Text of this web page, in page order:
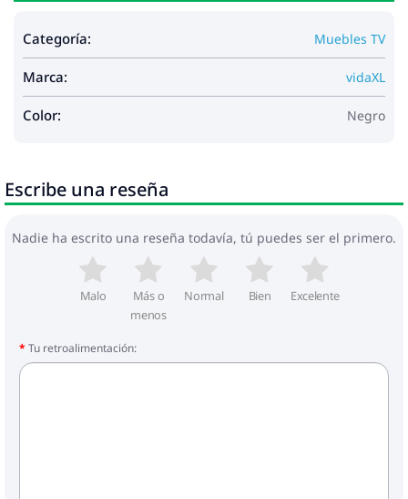
Categoría: Muebles TV
Marca: vidaXL
Color: Negro
Escribe una reseña
Nadie ha escrito una reseña todavía, tú puedes ser el primero.
Malo
Más o
menos
Normal Bien Excelente
Tu retroalimentación: